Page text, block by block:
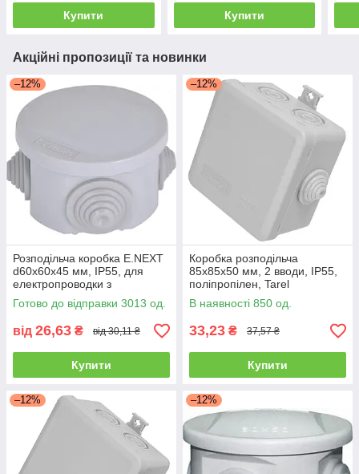
Купити Купити
Акційні пропозиції та новинки
–12%
Розподільча коробка E.NEXT
d60х60х45 мм, IP55, для
електропроводки з
кріпленням
Готово до відправки 3013 од.
від 26,63 ₴ від 30,11 ₴
Купити
–12%
Коробка розподільча
85x85x50 мм, 2 вводи, IP55,
поліпропілен, Tarel
В наявності 850 од.
33,23 ₴ 37,57 ₴
Купити
–12% –12%